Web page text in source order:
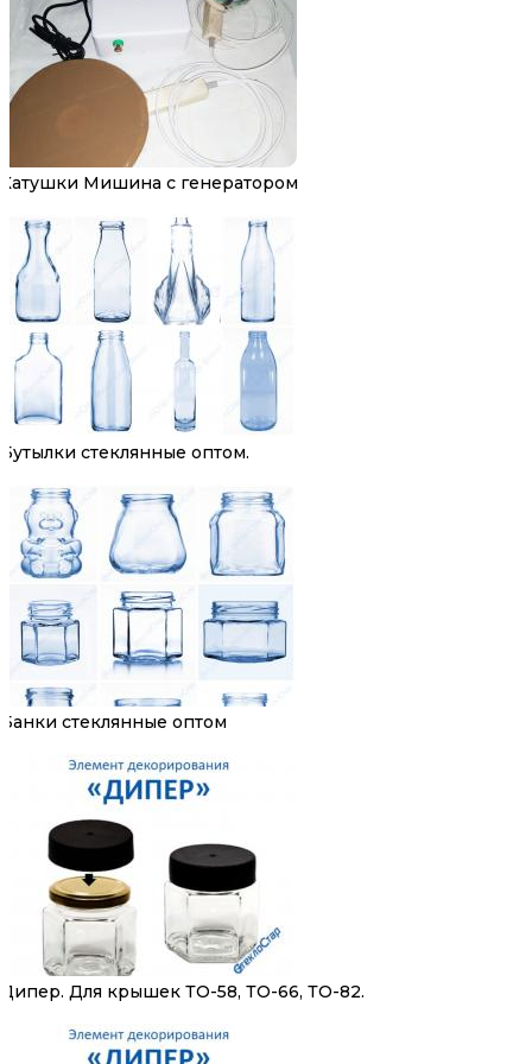
Катушки Мишина с генератором
Бутылки стеклянные оптом.
Банки стеклянные оптом
Дипер. Для крышек ТО-58, ТО-66, ТО-82.